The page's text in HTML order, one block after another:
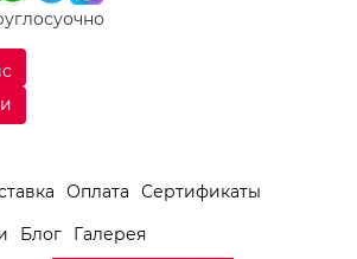
Оплата
Сертификаты
Блог
Галерея